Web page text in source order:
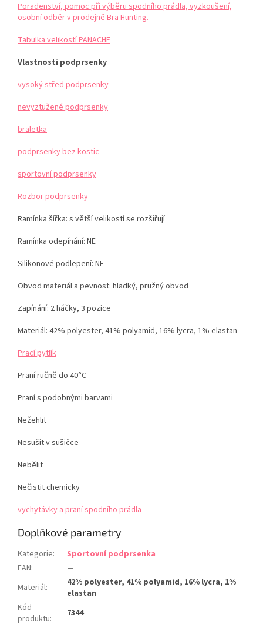
Poradenství, pomoc při výběru spodního prádla, vyzkoušení,
osobní odběr v prodejně Bra Hunting.
Tabulka velikostí PANACHE
Vlastnosti podprsenky
vysoký střed podprsenky
nevyztužené podprsenky
braletka
podprsenky bez kostic
sportovní podprsenky
Rozbor podprsenky
Ramínka šířka: s větší velikostí se rozšiřují
Ramínka odepínání: NE
Silikonové podlepení: NE
Obvod materiál a pevnost: hladký, pružný obvod
Zapínání: 2 háčky, 3 pozice
Materiál: 42% polyester, 41% polyamid, 16% lycra, 1% elastan
Prací pytlík
Praní ručně do 40°C
Praní s podobnými barvami
Nežehlit
Nesušit v sušičce
Nebělit
Nečistit chemicky
vychytávky a praní spodního prádla
Doplňkové parametry
Kategorie:
Sportovní podprsenka
EAN:
—
Materiál:
42% polyester, 41% polyamid, 16% lycra, 1%
elastan
Kód
produktu: 7344